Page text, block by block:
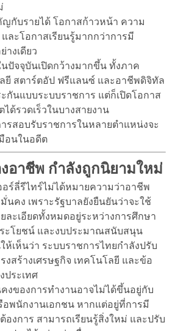
กับรายได้ โอกาสก้าวหน้า ความ
ละโอกาสเรียนรู้มากกว่าการมี
างเดียว
ปัจจุบันเปิดกว้างมากขึ้น ทั้งภาค
ยี สตาร์ตอัป ฟรีแลนซ์ และอาชีพดิจิทัล
กันแบบระบบราชการ แต่ก็เปิดโอกาส
ได้รวดเร็วในบางสายงาน
รสอบรับราชการในหลายตำแหน่งจะ
อนในอดีต
อาชีพ กำลังถูกนิยามใหม่
อร์ลี่รีไทร์ไม่ได้หมายความว่าอาชีพ
คง เพราะรัฐบาลยังยืนยันว่าจะใช้
ละเอียดทั้งหมดอยู่ระหว่างการศึกษา
ะโยชน์ และงบประมาณสนับสนุน
เห็นว่า ระบบราชการไทยกำลังปรับ
สร้างเศรษฐกิจ เทคโนโลยี และข้อ
ประเทศ
งของการทำงานอาจไม่ได้ขึ้นอยู่กับ
อพนักงานเอกชน หากแต่อยู่ที่การมี
งการ สามารถเรียนรู้สิ่งใหม่ และปรับ